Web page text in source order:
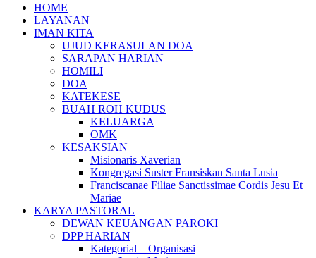
HOME
LAYANAN
IMAN KITA
UJUD KERASULAN DOA
SARAPAN HARIAN
HOMILI
DOA
KATEKESE
BUAH ROH KUDUS
KELUARGA
OMK
KESAKSIAN
Misionaris Xaverian
Kongregasi Suster Fransiskan Santa Lusia
Franciscanae Filiae Sanctissimae Cordis Jesu Et
Mariae
KARYA PASTORAL
DEWAN KEUANGAN PAROKI
DPP HARIAN
Kategorial – Organisasi